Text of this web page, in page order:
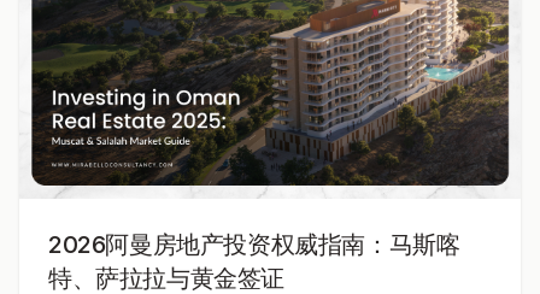
2026阿曼房地产投资权威指南：马斯喀
特、萨拉拉与黄金签证